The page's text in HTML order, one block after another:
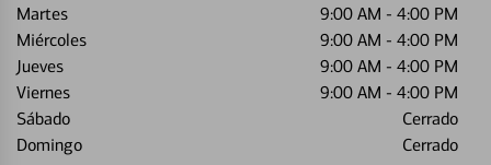
Martes
9:00 AM - 4:00 PM
Miércoles
9:00 AM - 4:00 PM
Jueves
9:00 AM - 4:00 PM
Viernes
9:00 AM - 4:00 PM
Sábado
Cerrado
Domingo
Cerrado